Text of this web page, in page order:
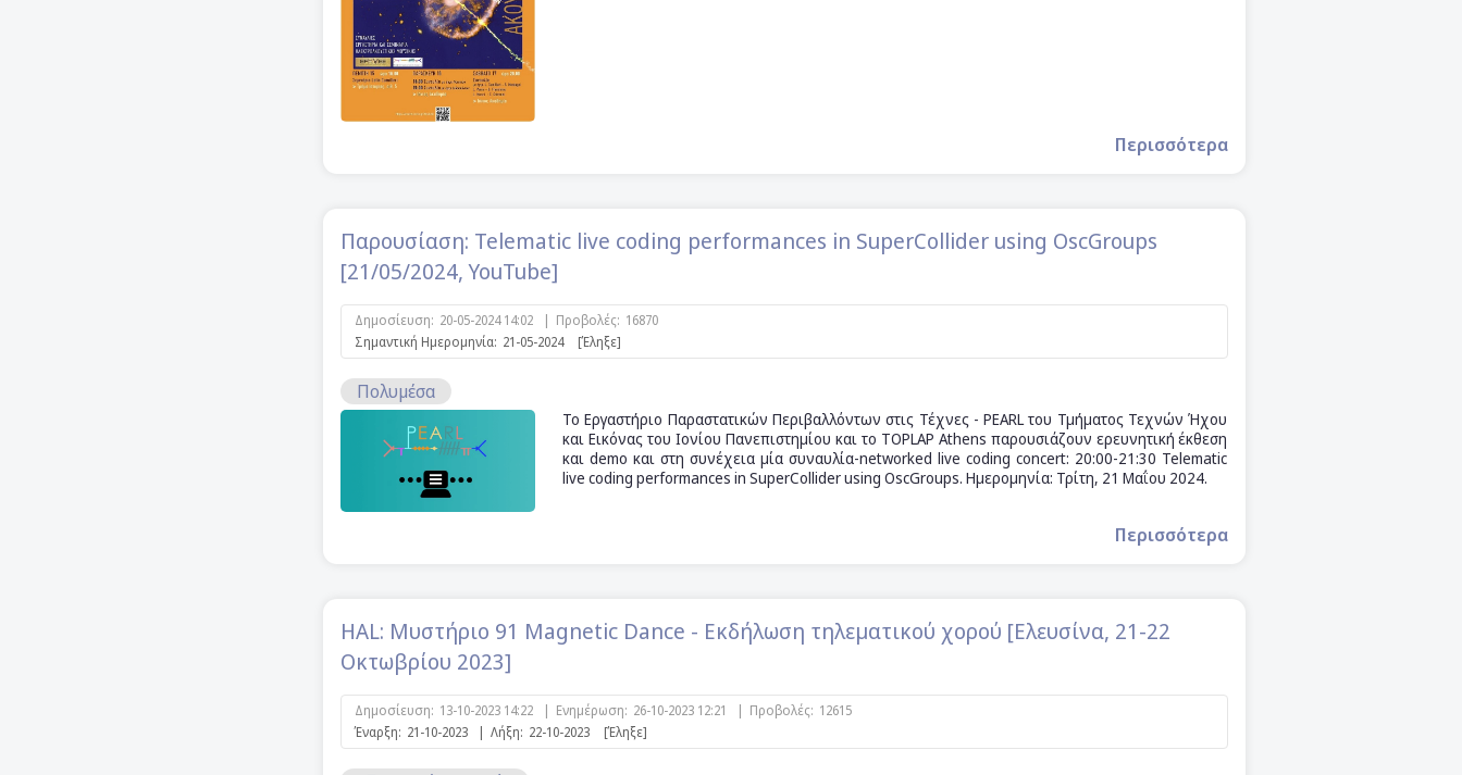
Περισσότερα
Παρουσίαση: Telematic live coding performances in SuperCollider using OscGroups
[21/05/2024, YouTube]
Δημοσίευση: 20-05-2024 14:02 | Προβολές: 16870
Σημαντική Ημερομηνία: 21-05-2024 [Έληξε]
Πολυμέσα
Το Eργαστήριο Παραστατικών Περιβαλλόντων στις Τέχνες - PEARL του Τμήματος Τεχνών Ήχου
και Eικόνας του Iονίου Πανεπιστημίου και το TOPLAP Athens παρουσιάζουν ερευνητική έκθεση
και demo και στη συνέχεια μία συναυλία-networked live coding concert: 20:00-21:30 Telematic
live coding performances in SuperCollider using OscGroups. Ημερομηνία: Τρίτη, 21 Μαΐου 2024.
Περισσότερα
HAL: Μυστήριο 91 Magnetic Dance - Εκδήλωση τηλεματικού χορού [Ελευσίνα, 21-22
Οκτωβρίου 2023]
Δημοσίευση: 13-10-2023 14:22 | Ενημέρωση: 26-10-2023 12:21 | Προβολές: 12615
Έναρξη: 21-10-2023 | Λήξη: 22-10-2023 [Έληξε]